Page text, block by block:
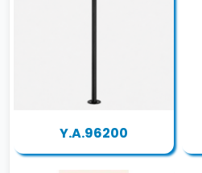
Y.A.96200